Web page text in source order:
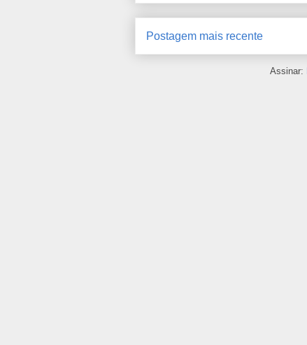
Postagem mais recente
Assinar: